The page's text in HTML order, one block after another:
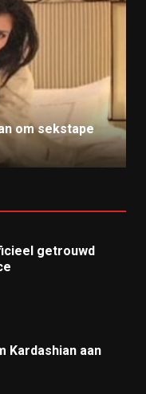
om sekstape
getrouwd
Kardashian aan